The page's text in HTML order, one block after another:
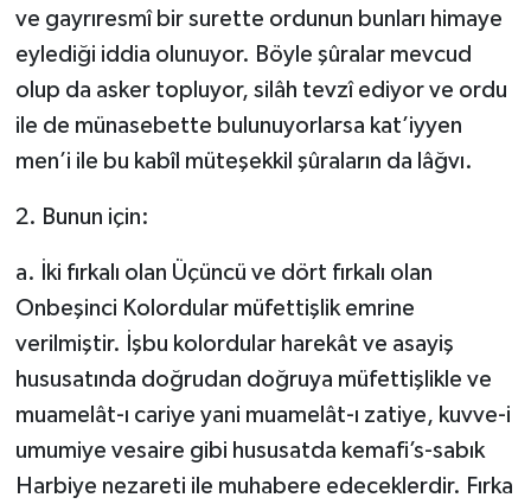
ve gayrıresmî bir surette ordunun bunları himaye
eylediği iddia olunuyor. Böyle şûralar mevcud
olup da asker topluyor, silâh tevzî ediyor ve ordu
ile de münasebette bulunuyorlarsa kat’iyyen
men’i ile bu kabîl müteşekkil şûraların da lâğvı.
2. Bunun için:
a. İki fırkalı olan Üçüncü ve dört fırkalı olan
Onbeşinci Kolordular müfettişlik emrine
verilmiştir. İşbu kolordular harekât ve asayiş
hususatında doğrudan doğruya müfettişlikle ve
muamelât-ı cariye yani muamelât-ı zatiye, kuvve-i
umumiye vesaire gibi hususatda kemafi’s-sabık
Harbiye nezareti ile muhabere edeceklerdir. Fırka